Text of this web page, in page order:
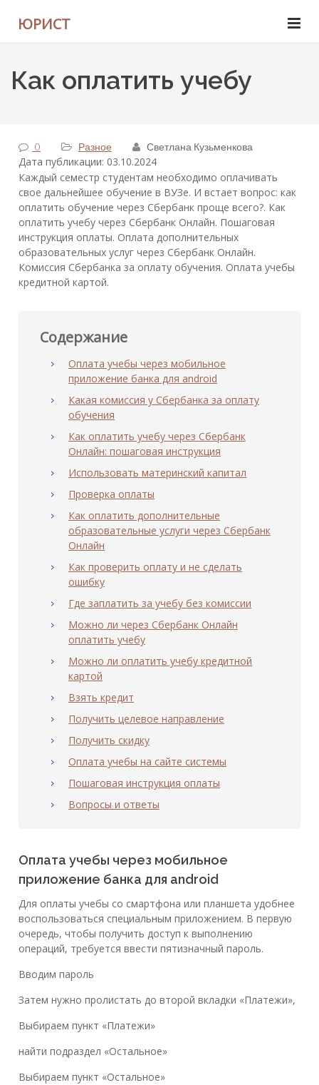
ЮРИСТ
Как оплатить учебу
0 Разное Светлана Кузьменкова
Дата публикации: 03.10.2024
Каждый семестр студентам необходимо оплачивать
свое дальнейшее обучение в ВУЗе. И встает вопрос: как
оплатить обучение через Сбербанк проще всего?. Как
оплатить учебу через Сбербанк Онлайн. Пошаговая
инструкция оплаты. Оплата дополнительных
образовательных услуг через Сбербанк Онлайн.
Комиссия Сбербанка за оплату обучения. Оплата учебы
кредитной картой.
Содержание
Оплата учебы через мобильное
приложение банка для android
Какая комиссия у Сбербанка за оплату
обучения
Как оплатить учебу через Сбербанк
Онлайн: пошаговая инструкция
Использовать материнский капитал
Проверка оплаты
Как оплатить дополнительные
образовательные услуги через Сбербанк
Онлайн
Как проверить оплату и не сделать
ошибку
Где заплатить за учебу без комиссии
Можно ли через Сбербанк Онлайн
оплатить учебу
Можно ли оплатить учебу кредитной
картой
Взять кредит
Получить целевое направление
Получить скидку
Оплата учебы на сайте системы
Пошаговая инструкция оплаты
Вопросы и ответы
Оплата учебы через мобильное
приложение банка для android
Для оплаты учебы со смартфона или планшета удобнее
воспользоваться специальным приложением. В первую
очередь, чтобы получить доступ к выполнению
операций, требуется ввести пятизначный пароль.
Вводим пароль
Затем нужно пролистать до второй вкладки «Платежи»,
Выбираем пункт «Платежи»
найти подраздел «Остальное»
Выбираем пункт «Остальное»